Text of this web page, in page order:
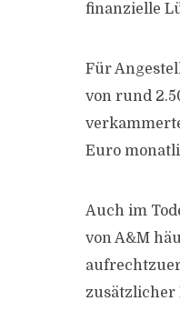
finanzielle
Für
von rund
Euro
Auch im
von A&M
zusätzlicher